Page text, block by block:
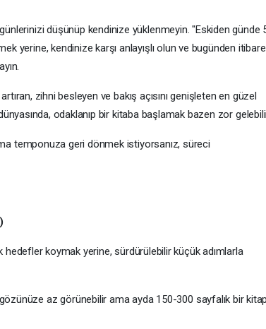
düşünüp kendinize yüklenmeyin. "Eskiden günde
yerine, kendinize karşı anlayışlı olun ve bugünden
zihni besleyen ve bakış açısını genişleten en güzel
odaklanıp bir kitaba başlamak bazen zor
temponuza geri dönmek istiyorsanız, süreci
koymak yerine, sürdürülebilir küçük adımlarla
az görünebilir ama ayda 150-300 sayfalık bir kitap